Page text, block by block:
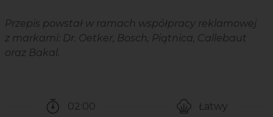
Przepis powstał w ramach współpracy reklamowej
z markami: Dr. Oetker, Bosch, Piątnica, Callebaut
oraz Bakal.
02:00
Łatwy